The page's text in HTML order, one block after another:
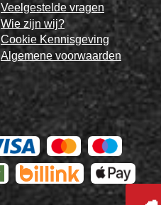
Veelgestelde vragen
Wie zijn wij?
Cookie Kennisgeving
Algemene voorwaarden